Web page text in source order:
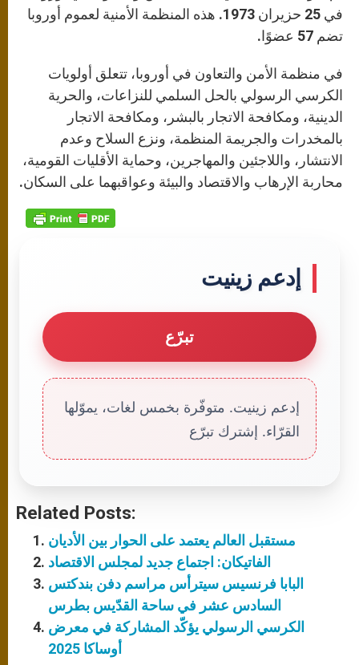
في 25 حزيران 1973. هذه المنظمة الأمنية لعموم أوروبا
تضم 57 عضوًا.
في منظمة الأمن والتعاون في أوروبا، تتعلق أولويات
الكرسي الرسولي بالحل السلمي للنزاعات، والحرية
الدينية، ومكافحة الاتجار بالبشر، ومكافحة الاتجار
بالمخدرات والجريمة المنظمة، ونزع السلاح وعدم
الانتشار، واللاجئين والمهاجرين، وحماية الأقليات القومية،
محاربة الإرهاب والاقتصاد والبيئة وعواقبهما على السكان.
إدعم زينيت
تبرّع
إدعم زينيت. متوفّرة بخمس لغات، يموّلها
القرّاء. إشترك تبرّع
Related Posts:
مستقبل العالم يعتمد على الحوار بين الأديان
الفاتيكان: اجتماع جديد لمجلس الاقتصاد
البابا فرنسيس سيترأس مراسم دفن بندكتس
السادس عشر في ساحة القدّيس بطرس
الكرسي الرسولي يؤكّد المشاركة في معرض
أوساكا 2025